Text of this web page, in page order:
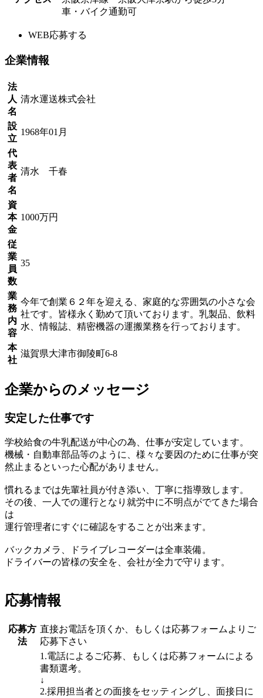
車・バイク通勤可
WEB応募する
企業情報
法
人
名
清水運送株式会社
設
立
1968年01月
代
表
者
名
清水 千春
資
本
金
1000万円
従
業
員
数
35
業
務
内
容
今年で創業６２年を迎える、家庭的な雰囲気の小さな会
社です。皆様永く勤めて頂いております。乳製品、飲料
水、情報誌、精密機器の運搬業務を行っております。
本
社
滋賀県大津市御陵町6-8
企業からのメッセージ
安定した仕事です
学校給食の牛乳配送が中心の為、仕事が安定しています。
機械・自動車部品等のように、様々な要因のために仕事が突
然止まるといった心配がありません。
慣れるまでは先輩社員が付き添い、丁寧に指導致します。
その後、一人での運行となり就労中に不明点がでてきた場合
は
運行管理者にすぐに確認をすることが出来ます。
バックカメラ、ドライブレコーダーは全車装備。
ドライバーの皆様の安全を、会社が全力で守ります。
応募情報
応募方
法
直接お電話を頂くか、もしくは応募フォームよりご
応募下さい
1.電話によるご応募、もしくは応募フォームによる
書類選考。
↓
2.採用担当者との面接をセッティングし、面接日に